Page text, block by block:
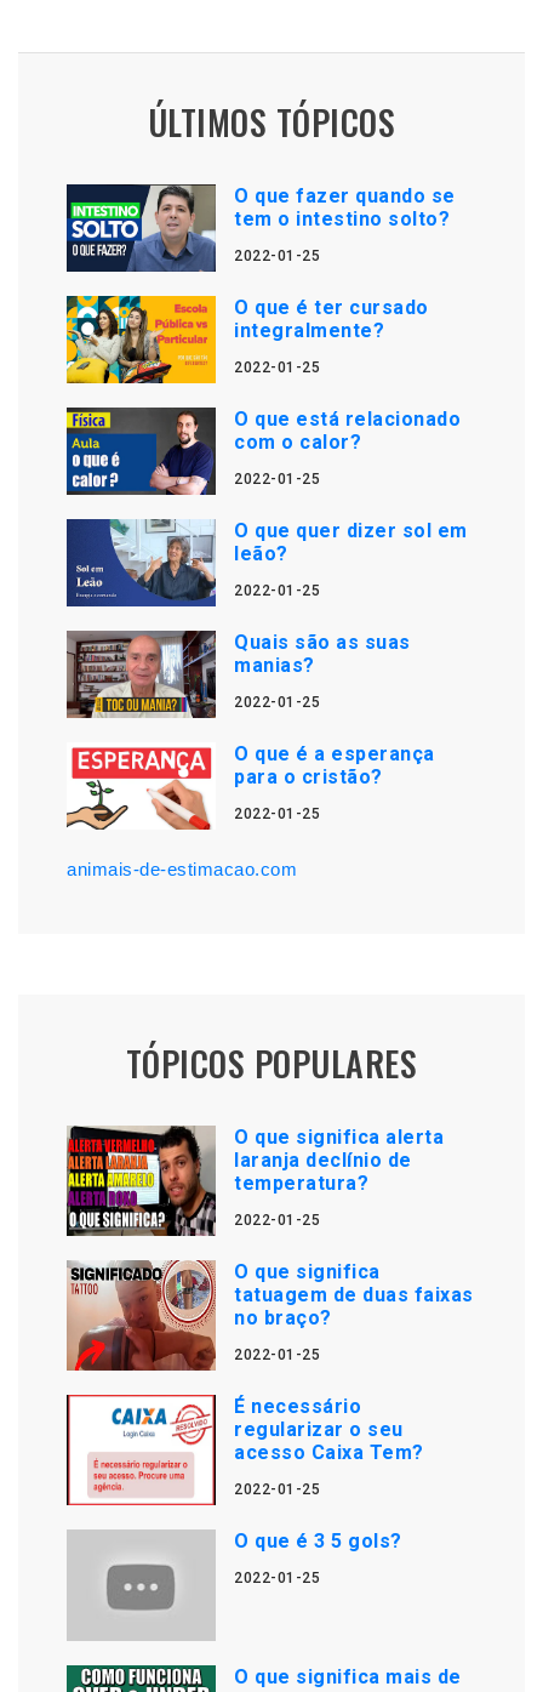
ÚLTIMOS TÓPICOS
O que fazer quando se
tem o intestino solto?
2022-01-25
O que é ter cursado
integralmente?
2022-01-25
O que está relacionado
com o calor?
2022-01-25
O que quer dizer sol em
leão?
2022-01-25
Quais são as suas
manias?
2022-01-25
O que é a esperança
para o cristão?
2022-01-25
animais-de-estimacao.com
TÓPICOS POPULARES
O que significa alerta
laranja declínio de
temperatura?
2022-01-25
O que significa
tatuagem de duas faixas
no braço?
2022-01-25
É necessário
regularizar o seu
acesso Caixa Tem?
2022-01-25
O que é 3 5 gols?
2022-01-25
O que significa mais de